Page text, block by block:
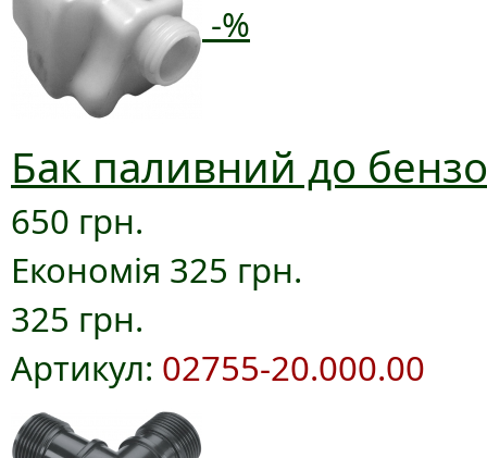
-%
Бак паливний до
650 грн.
Економія 325 грн.
325 грн.
Артикул: 02755-20.000.00